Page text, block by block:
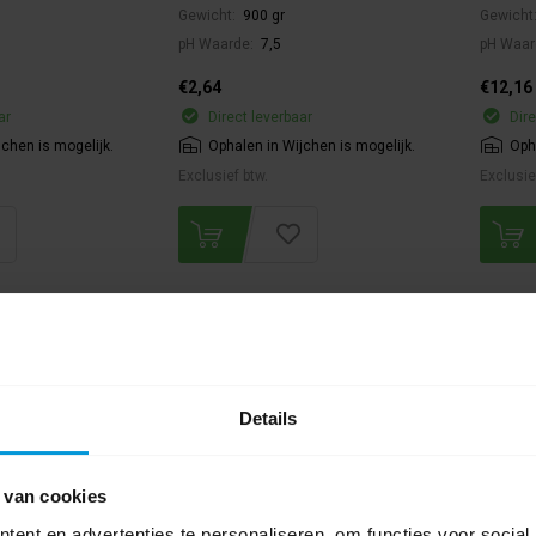
Details
cookies
is mogelijk.
Gewicht:
900 gr
pH Waarde:
7,5
€2,64
Direct leverbaar
Ophalen in Wijchen is mogelijk.
Exclusief btw.
pH
€12,16